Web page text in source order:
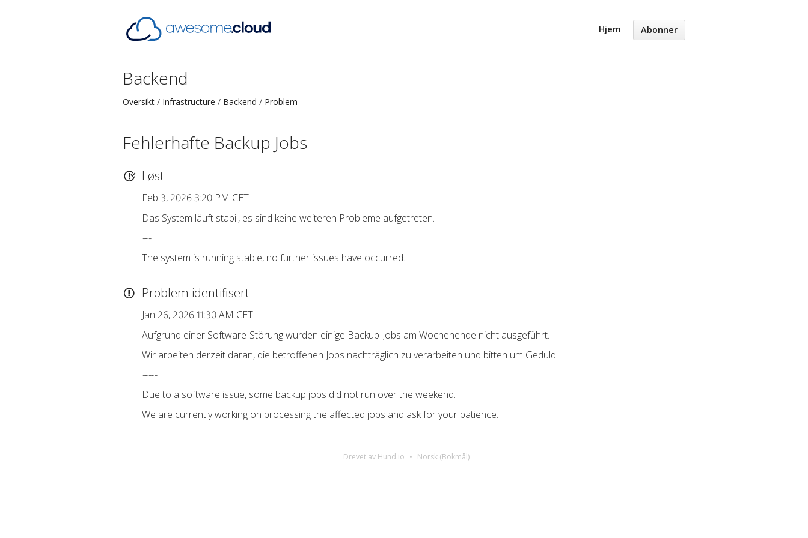
Hjem Abonner
Backend
Oversikt Infrastructure Backend Problem
Fehlerhafte Backup Jobs
Løst
Feb 3, 2026 3:20 PM CET
Das System läuft stabil, es sind keine weiteren Probleme aufgetreten.
---
The system is running stable, no further issues have occurred.
Problem identifisert
Jan 26, 2026 11:30 AM CET
Aufgrund einer Software-Störung wurden einige Backup-Jobs am Wochenende nicht ausgeführt.
Wir arbeiten derzeit daran, die betroffenen Jobs nachträglich zu verarbeiten und bitten um Geduld.
-----
Due to a software issue, some backup jobs did not run over the weekend.
We are currently working on processing the affected jobs and ask for your patience.
Drevet av Hund.io Norsk (Bokmål)